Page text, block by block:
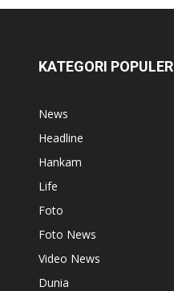
KATEGORI POPULER
News
Headline
Hankam
Life
Foto
Foto News
Video News
Dunia